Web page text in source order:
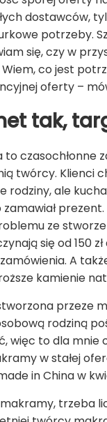
dostawców,
potrzeby.
się, czy w
co jest
oferty –
tak,
to czasochłonne
twórcy. Klienci
rodziny, ale
zamawiał
ze
się od 150
A
kamienie
przeze
rodziną
więc to dla mnie
w stałej
in China w
trzeba